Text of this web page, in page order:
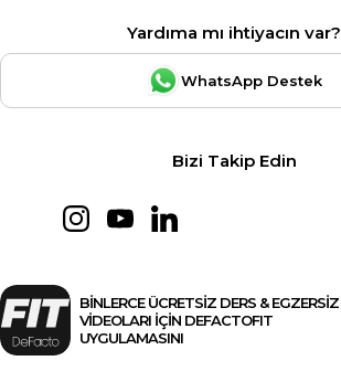
Yardıma mı ihtiyacın var?
WhatsApp Destek
Bizi Takip Edin
BİNLERCE ÜCRETSİZ DERS & EGZERSİZ
VİDEOLARI İÇİN DEFACTOFIT
UYGULAMASINI